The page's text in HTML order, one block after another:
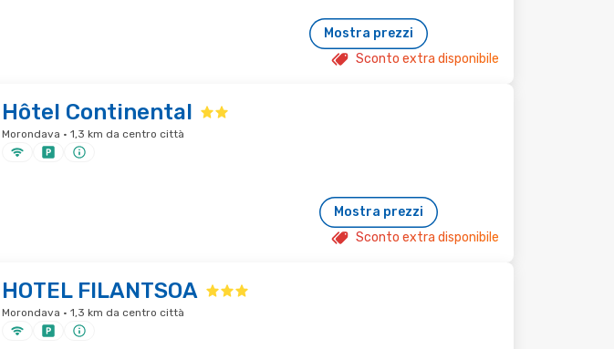
Mostra prezzi
Sconto extra disponibile
Hôtel Continental
Morondava · 1,3 km da centro città
Mostra prezzi
Sconto extra disponibile
HOTEL FILANTSOA
Morondava · 1,3 km da centro città